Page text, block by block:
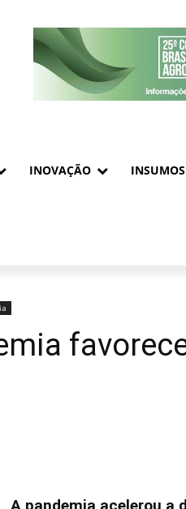
INOVAÇÃO INSUMOS